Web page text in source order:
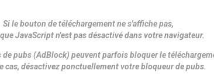
Si le bouton de téléchargement ne s'affiche pas,
JavaScript n'est pas désactivé dans votre navigateur.
de pubs (AdBlock) peuvent parfois bloquer le
cas, désactivez ponctuellement votre bloqueur de pubs.